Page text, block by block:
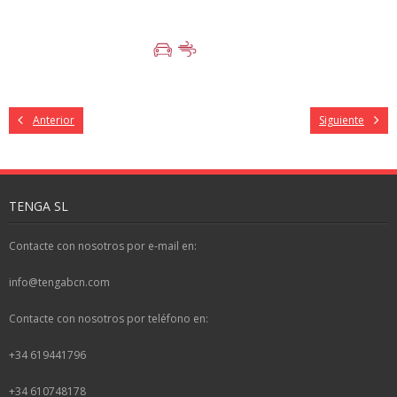
Anterior Siguiente
TENGA SL
Contacte con nosotros por e-mail en:
info@tengabcn.com
Contacte con nosotros por teléfono en:
+34 619441796
+34 610748178